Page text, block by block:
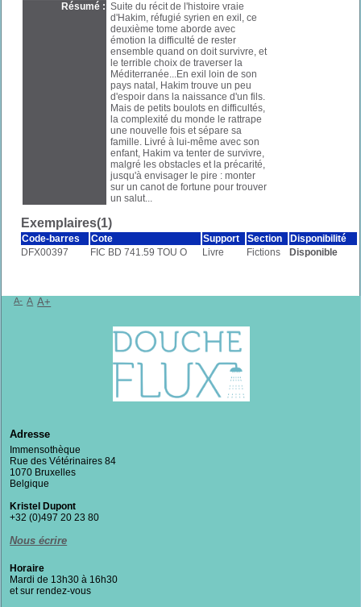
Résumé : Suite du récit de l'histoire vraie
d'Hakim, réfugié syrien en exil, ce
deuxième tome aborde avec
émotion la difficulté de rester
ensemble quand on doit survivre, et
le terrible choix de traverser la
Méditerranée...En exil loin de son
pays natal, Hakim trouve un peu
d'espoir dans la naissance d'un fils.
Mais de petits boulots en difficultés,
la complexité du monde le rattrape
une nouvelle fois et sépare sa
famille. Livré à lui-même avec son
enfant, Hakim va tenter de survivre,
malgré les obstacles et la précarité,
jusqu'à envisager le pire : monter
sur un canot de fortune pour trouver
un salut...
Exemplaires(1)
Code-barres Cote Support Section
Disponibilité
DFX00397
FIC BD 741.59 TOU O Livre Fictions Disponible
A- A A+
Adresse
Immensothèque
Rue des Vétérinaires 84
1070 Bruxelles
Belgique
Kristel Dupont
+32 (0)497 20 23 80
Nous écrire
Horaire
Mardi de 13h30 à 16h30
et sur rendez-vous